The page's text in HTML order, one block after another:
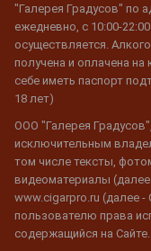
"Галерея Градусов" по
ежедневно, с 10:00-
осуществляется.
получена и оплачена на
себе иметь паспорт
18 лет)
ООО "Галерея
исключительным
том числе тексты,
видеоматериалы
www.cigarpro.ru (далее -
пользователю права
содержащийся на Сайте.